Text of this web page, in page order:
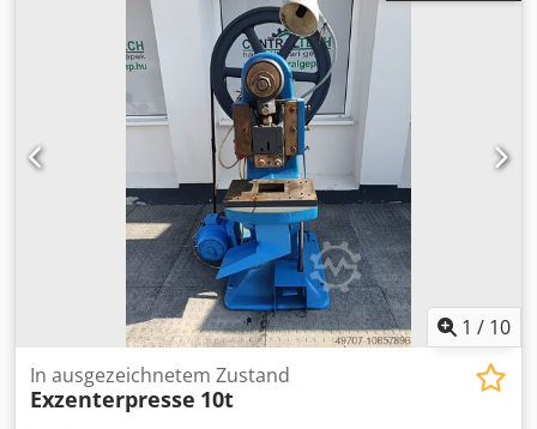
1 / 10
In ausgezeichnetem Zustand
Exzenterpresse 10t